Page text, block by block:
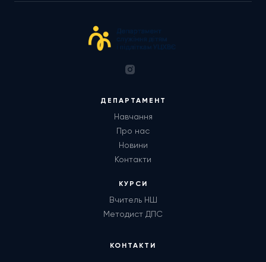
ДЕПАРТАМЕНТ
Навчання
Про нас
Новини
Контакти
КУРСИ
Вчитель НШ
Методист ДПС
КОНТАКТИ